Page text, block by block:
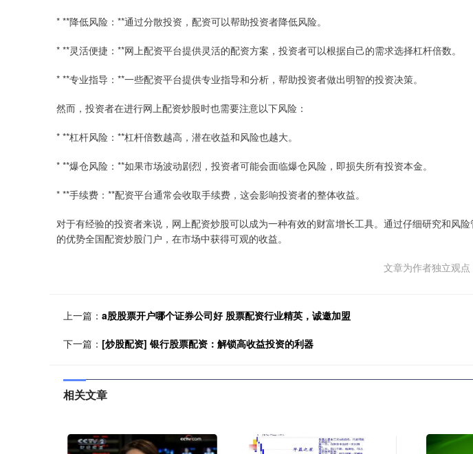
* **降低风险：**通过分散投资，配资可以帮助投资者降低风险。
* **灵活便捷：**网上配资平台提供灵活的配资方案，投资者可以根据自己的需求选择杠杆倍数。
* **专业指导：**一些配资平台提供专业指导和分析，帮助投资者做出明智的投资决策。
然而，投资者在进行网上配资炒股时也需要注意以下风险：
* **杠杆风险：**杠杆倍数越高，潜在收益和风险也越大。
* **爆仓风险：**如果市场波动剧烈，投资者可能会面临爆仓风险，即损失所有投资本金。
* **手续费：**配资平台通常会收取手续费，这会影响投资者的整体收益。
对于有经验的投资者来说，网上配资炒股可以成为一种有效的财富增长工具。通过仔细研究和风
的优势全国配资炒股门户，在市场中获得可观的收益。
文章为作者独立观
上一篇： a股股票开户哪个证券公司好 股票配资行业精英，诚邀加盟
下一篇： [炒股配资] 银行股票配资：解锁高收益投资的利器
相关文章